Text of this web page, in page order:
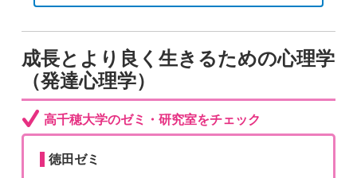
成長とより良く生きるための心理学
（発達心理学）
高千穂大学のゼミ・研究室をチェック
徳田ゼミ